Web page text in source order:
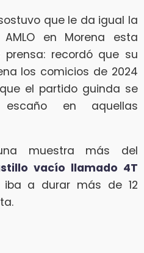
que le da igual la
en Morena esta
recordó que su
los comicios de 2024
el partido guinda se
en aquellas
muestra más del
vacío llamado 4T
a durar más de 12